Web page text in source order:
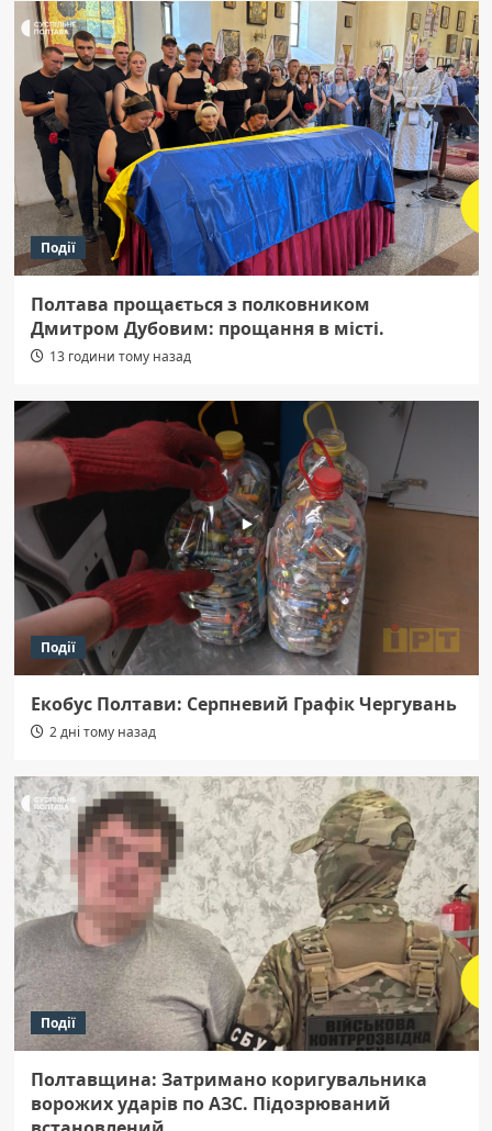
Події
Полтава прощається з полковником
Дмитром Дубовим: прощання в місті.
13 години тому назад
Події
Екобус Полтави: Серпневий Графік Чергувань
2 дні тому назад
Події
Полтавщина: Затримано коригувальника
ворожих ударів по АЗС. Підозрюваний